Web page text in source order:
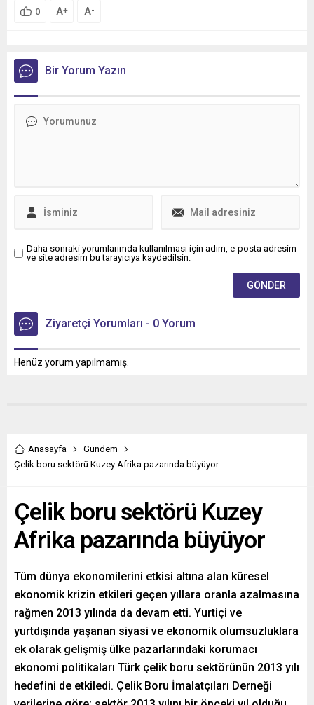
0 A+ A-
Bir Yorum Yazın
Daha sonraki yorumlarımda kullanılması için adım, e-posta adresim
ve site adresim bu tarayıcıya kaydedilsin.
Ziyaretçi Yorumları - 0 Yorum
Henüz yorum yapılmamış.
Anasayfa
Gündem
Çelik boru sektörü Kuzey Afrika pazarında büyüyor
Çelik boru sektörü Kuzey
Afrika pazarında büyüyor
Tüm dünya ekonomilerini etkisi altına alan küresel
ekonomik krizin etkileri geçen yıllara oranla azalmasına
rağmen 2013 yılında da devam etti. Yurtiçi ve
yurtdışında yaşanan siyasi ve ekonomik olumsuzluklara
ek olarak gelişmiş ülke pazarlarındaki korumacı
ekonomi politikaları Türk çelik boru sektörünün 2013 yılı
hedefini de etkiledi. Çelik Boru İmalatçıları Derneği